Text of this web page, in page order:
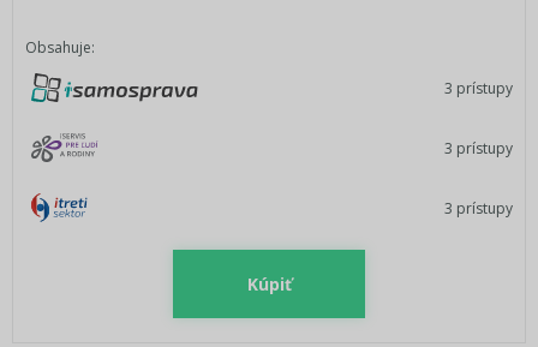
Obsahuje:
3 prístupy
3 prístupy
3 prístupy
Kúpiť